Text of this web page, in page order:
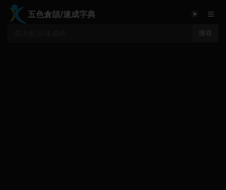
五色倉頡/速成字典
搜尋
☀ ≡